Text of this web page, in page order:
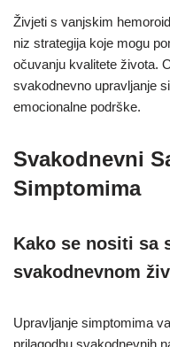
Živjeti s vanjskim
niz strategija koje mogu
očuvanju kvalitete života.
svakodnevno upravljanje
emocionalne podrške.
Svakodnevni
Simptomima
Kako se nositi sa
svakodnevnom
Upravljanje simptomima